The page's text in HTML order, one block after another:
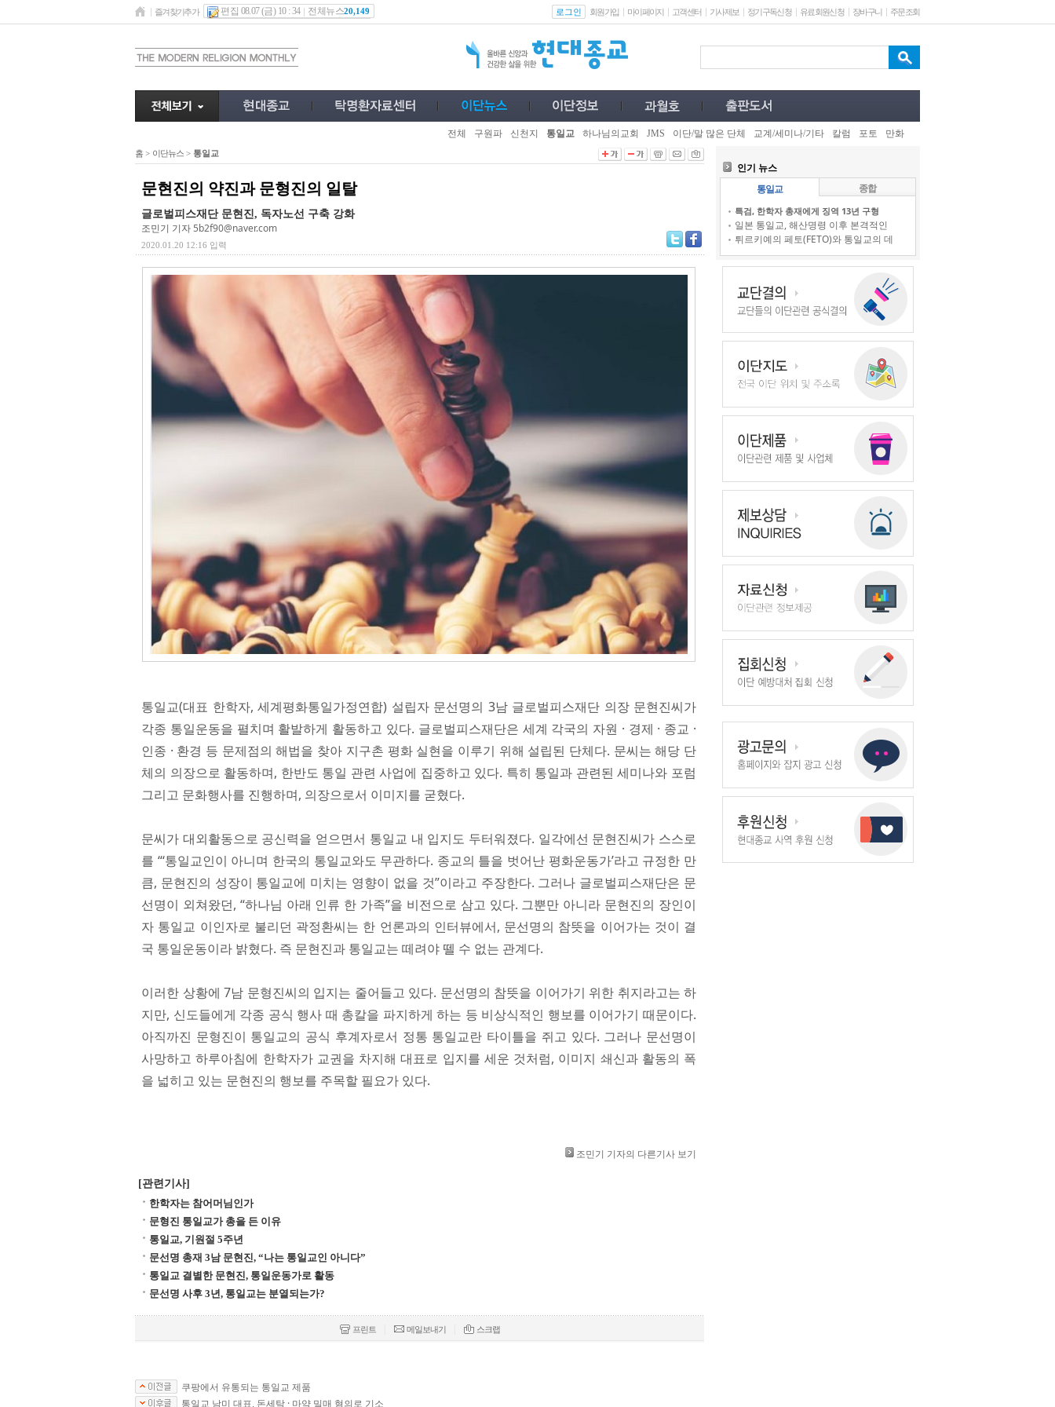
즐겨찾기추가 편집 08.07 (금) 10 : 34 전체뉴스20,149 로그인 회원가입 마이페이지 고객센터 기사제보 정기구독신청 유료회원신청 장바구니 주문조회
전체 구원파 신천지 통일교 하나님의교회 JMS 이단/말 많은 단체 교계/세미나/기타 칼럼 포토 만화
홈 > 이단뉴스 > 통일교
문현진의 약진과 문형진의 일탈
글로벌피스재단 문현진, 독자노선 구축 강화
조민기 기자 5b2f90@naver.com
2020.01.20 12:16 입력
통일교(대표 한학자, 세계평화통일가정연합) 설립자 문선명의 3남 글로벌피스재단 의장 문현진씨가
각종 통일운동을 펼치며 활발하게 활동하고 있다. 글로벌피스재단은 세계 각국의 자원 · 경제 · 종교 ·
인종 · 환경 등 문제점의 해법을 찾아 지구촌 평화 실현을 이루기 위해 설립된 단체다. 문씨는 해당 단
체의 의장으로 활동하며, 한반도 통일 관련 사업에 집중하고 있다. 특히 통일과 관련된 세미나와 포럼
그리고 문화행사를 진행하며, 의장으로서 이미지를 굳혔다.
문씨가 대외활동으로 공신력을 얻으면서 통일교 내 입지도 두터워졌다. 일각에선 문현진씨가 스스로
를 “‘통일교인이 아니며 한국의 통일교와도 무관하다. 종교의 틀을 벗어난 평화운동가’라고 규정한 만
큼, 문현진의 성장이 통일교에 미치는 영향이 없을 것”이라고 주장한다. 그러나 글로벌피스재단은 문
선명이 외쳐왔던, “하나님 아래 인류 한 가족”을 비전으로 삼고 있다. 그뿐만 아니라 문현진의 장인이
자 통일교 이인자로 불리던 곽정환씨는 한 언론과의 인터뷰에서, 문선명의 참뜻을 이어가는 것이 결
국 통일운동이라 밝혔다. 즉 문현진과 통일교는 떼려야 뗄 수 없는 관계다.
이러한 상황에 7남 문형진씨의 입지는 줄어들고 있다. 문선명의 참뜻을 이어가기 위한 취지라고는 하
지만, 신도들에게 각종 공식 행사 때 총칼을 파지하게 하는 등 비상식적인 행보를 이어가기 때문이다.
아직까진 문형진이 통일교의 공식 후계자로서 정통 통일교란 타이틀을 쥐고 있다. 그러나 문선명이
사망하고 하루아침에 한학자가 교권을 차지해 대표로 입지를 세운 것처럼, 이미지 쇄신과 활동의 폭
을 넓히고 있는 문현진의 행보를 주목할 필요가 있다.
조민기 기자의 다른기사 보기
[관련기사]
한학자는 참어머님인가
문형진 통일교가 총을 든 이유
통일교, 기원절 5주년
문선명 총재 3남 문현진, “나는 통일교인 아니다”
통일교 결별한 문현진, 통일운동가로 활동
문선명 사후 3년, 통일교는 분열되는가?
프린트 메일보내기 스크랩
쿠팡에서 유통되는 통일교 제품
통일교 남미 대표, 돈세탁 · 마약 밀매 혐의로 기소
인기 뉴스
통일교
종합
특검, 한학자 총재에게 징역 13년 구형
일본 통일교, 해산명령 이후 본격적인
튀르키예의 페토(FETO)와 통일교의 데